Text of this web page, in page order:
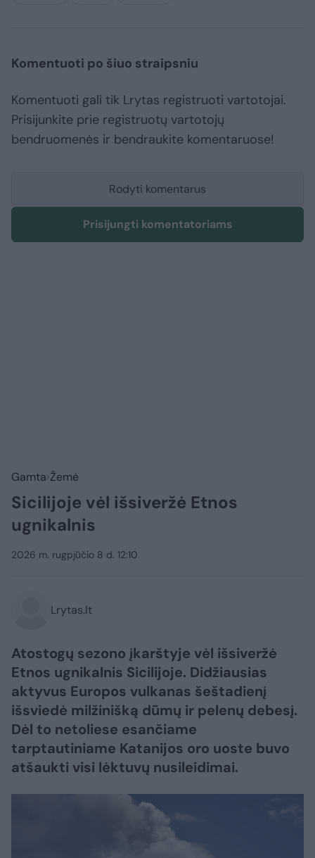
Komentuoti po šiuo straipsniu
Komentuoti gali tik Lrytas registruoti vartotojai.
Prisijunkite prie registruotų vartotojų
bendruomenės ir bendraukite komentaruose!
Rodyti komentarus
Prisijungti komentatoriams
Gamta Žemė
Sicilijoje vėl išsiveržė Etnos
ugnikalnis
2026 m. rugpjūčio 8 d. 12:10
Lrytas.lt
Atostogų sezono įkarštyje vėl išsiveržė
Etnos ugnikalnis Sicilijoje. Didžiausias
aktyvus Europos vulkanas šeštadienį
išsviedė milžinišką dūmų ir pelenų debesį.
Dėl to netoliese esančiame
tarptautiniame Katanijos oro uoste buvo
atšaukti visi lėktuvų nusileidimai.